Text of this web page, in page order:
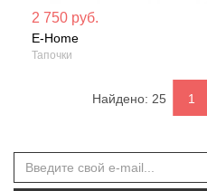
2 750 руб.
E-Home
Тапочки
Найдено: 25 1